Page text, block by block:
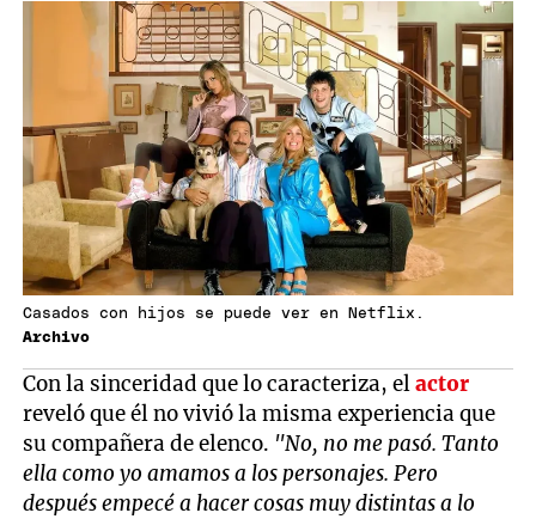
Casados con hijos se puede ver en Netflix.
Archivo
Con la sinceridad que lo caracteriza, elactor
reveló que él no vivió la misma experiencia que
su compañera de elenco. "No, no me pasó. Tanto
ella como yo amamos a los personajes. Pero
después empecé a hacer cosas muy distintas a lo